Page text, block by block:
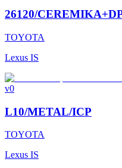
26120/
TOYOTA
Lexus IS
v0
L10/METAL/ICP
TOYOTA
Lexus IS